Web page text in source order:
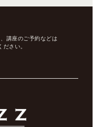
講座のご予約などは
ださい。